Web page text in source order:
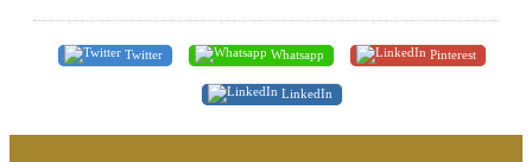
Twitter Whatsapp Pinterest
LinkedIn